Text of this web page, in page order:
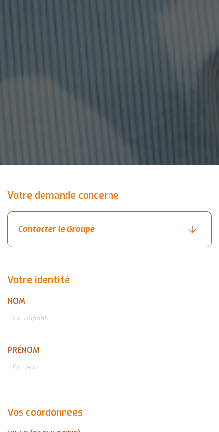
Votre demande concerne
Votre identité
NOM
PRÉNOM
Vos coordonnées